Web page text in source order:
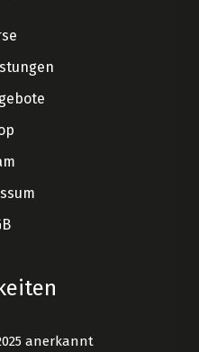
anerkannt